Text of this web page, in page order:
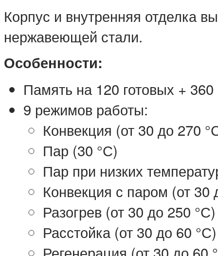
Корпус и внутренняя отделка
нержавеющей стали.
Особенности:
Память на 120 готовых +
9 режимов работы:
Конвекция (от 30 до 270
Пар (30 °С)
Пар при низких
Конвекция с паром (от 30
Разогрев (от 30 до 250 °С)
Расстойка (от 30 до 60 °С)